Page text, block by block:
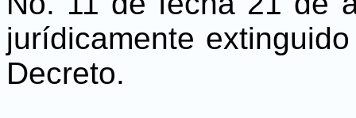
jurídicamente
Decreto.